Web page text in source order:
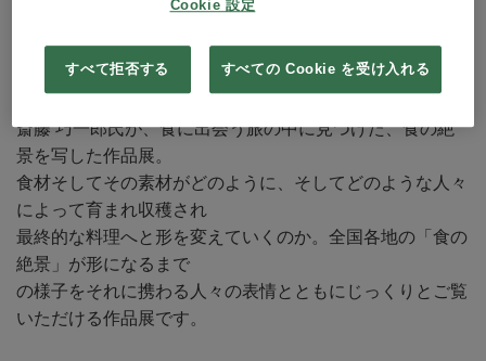
日休館 入場無料
斎藤 巧一郎氏が、食に出会う旅の中に見つけた、食の絶
景を写した作品展。
食材そしてその素材がどのように、そしてどのような人々
によって育まれ収穫され
最終的な料理へと形を変えていくのか。全国各地の「食の
絶景」が形になるまで
の様子をそれに携わる人々の表情とともにじっくりとご覧
いただける作品展です。
Cookie 設定
すべて拒否する すべての Cookie を受け入れる